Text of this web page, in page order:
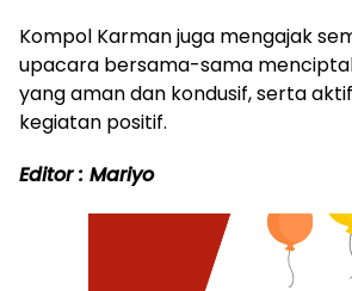
Kompol Karman juga mengajak
upacara bersama-sama
yang aman dan kondusif, serta
kegiatan positif.
Editor : Mariyo